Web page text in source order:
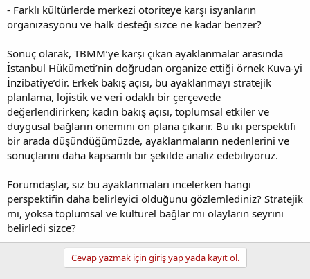
- Farklı kültürlerde merkezi otoriteye karşı isyanların
organizasyonu ve halk desteği sizce ne kadar benzer?
Sonuç olarak, TBMM’ye karşı çıkan ayaklanmalar arasında
İstanbul Hükümeti’nin doğrudan organize ettiği örnek Kuva-yi
İnzibatiye’dir. Erkek bakış açısı, bu ayaklanmayı stratejik
planlama, lojistik ve veri odaklı bir çerçevede
değerlendirirken; kadın bakış açısı, toplumsal etkiler ve
duygusal bağların önemini ön plana çıkarır. Bu iki perspektifi
bir arada düşündüğümüzde, ayaklanmaların nedenlerini ve
sonuçlarını daha kapsamlı bir şekilde analiz edebiliyoruz.
Forumdaşlar, siz bu ayaklanmaları incelerken hangi
perspektifin daha belirleyici olduğunu gözlemlediniz? Stratejik
mi, yoksa toplumsal ve kültürel bağlar mı olayların seyrini
belirledi sizce?
Cevap yazmak için giriş yap yada kayıt ol.